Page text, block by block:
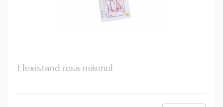
Flexistand rosa mármol